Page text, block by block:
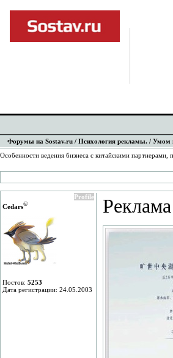
Форумы на Sostav.ru / Психология рекламы. / Умом
Особенности ведения бизнеса с китайскими
Profile
Cedars©
Постов: 5253
Дата регистрации: 24.05.2003